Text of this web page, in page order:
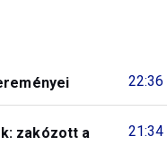
22:36
21:34
zakózott a